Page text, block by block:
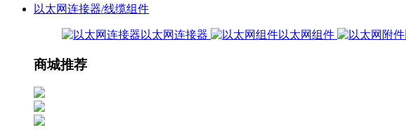
以太网连接器/线缆组件
以太网连接器 以太网组件
商城推荐